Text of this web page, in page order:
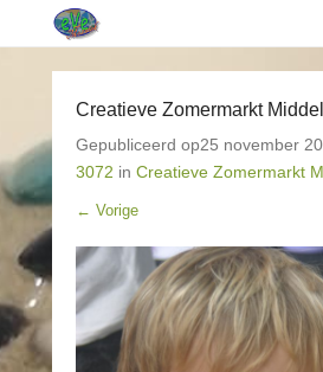
Creatieve Zomermarkt
Gepubliceerd op25 november
3072 in Creatieve Zomermarkt
← Vorige